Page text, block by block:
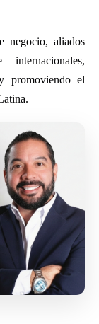
negocio, aliados
promoviendo el